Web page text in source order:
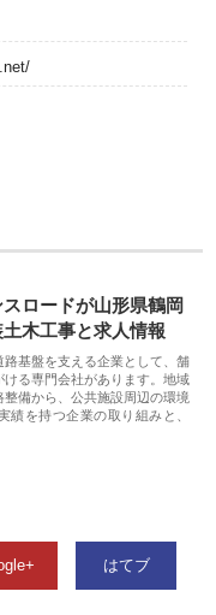
ロードが山形県鶴岡
木工事と求人情報
路基盤を支える企業として、舗
る専門会社があります。地域
備から、公共施設周辺の環境
績を持つ企業の取り組みと、
はてブ